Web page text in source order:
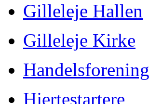
Gilleleje Hallen
Gilleleje Kirke
Handelsforening
Hjertestartere